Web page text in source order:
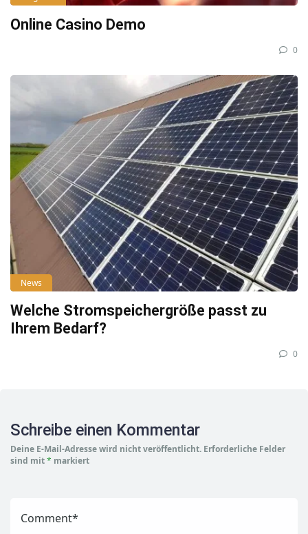
Online Casino Demo
0
News
Welche Stromspeichergröße passt zu
Ihrem Bedarf?
0
Schreibe einen Kommentar
Deine E-Mail-Adresse wird nicht veröffentlicht. Erforderliche Felder
sind mit* markiert